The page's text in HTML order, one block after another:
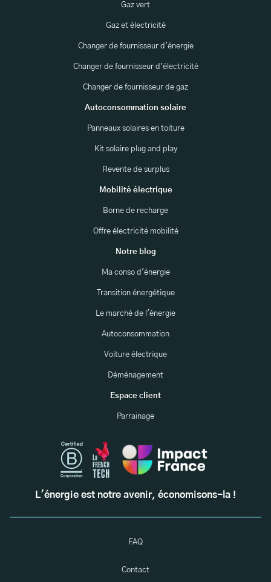
Gaz vert
Gaz et électricité
Changer de fournisseur d'énergie
Changer de fournisseur d’électricité
Changer de fournisseur de gaz
Autoconsommation solaire
Panneaux solaires en toiture
Kit solaire plug and play
Revente de surplus
Mobilité électrique
Borne de recharge
Offre électricité mobilité
Notre blog
Ma conso d'énergie
Transition énergétique
Le marché de l'énergie
Autoconsommation
Voiture électrique
Déménagement
Espace client
Parrainage
L'énergie est notre avenir, économisons-la !
FAQ
Contact